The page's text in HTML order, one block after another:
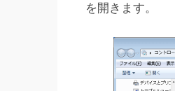
を開きます。